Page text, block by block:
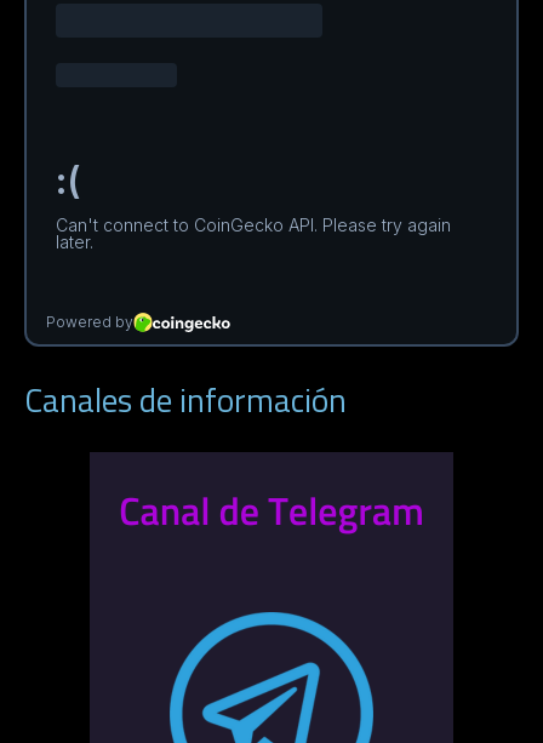
Canales de información